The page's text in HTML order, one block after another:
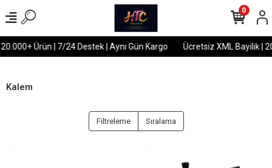
Ürün | 7/24 Destek | Aynı Gün Kargo Ücretsiz XML Bayilik |
0
Kalem
Filtreleme Sıralama